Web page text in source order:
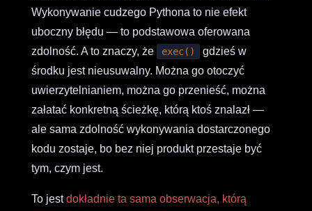
Wykonywanie cudzego Pythona to nie efekt
uboczny błędu — to podstawowa oferowana
zdolność. A to znaczy, że
exec()
gdzieś w
środku jest nieusuwalny. Można go otoczyć
uwierzytelnianiem, można go przenieść, można
załatać konkretną ścieżkę, którą ktoś znalazł —
ale sama zdolność wykonywania dostarczonego
kodu zostaje, bo bez niej produkt przestaje być
tym, czym jest.
To jestdokładnie ta sama obserwacja, którą